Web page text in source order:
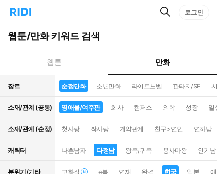
리
홈
으
턴
트
검
로그인
웹툰/만화 키워드 검색
웹툰 만화
장르 순정만화 소년만화 라이트노벨 판타지/SF
소재/관계 (공통) 영애물/여주판 회사 캠퍼스 의학 성장 일
소재/관계 (순정) 첫사랑 짝사랑 계약관계 친구>연인 연하남
캐릭터 나쁜남자 다정남 왕족/귀족 용사마왕 인기남
분위기/기타 고화질 e북 연재 완결 한국 일본